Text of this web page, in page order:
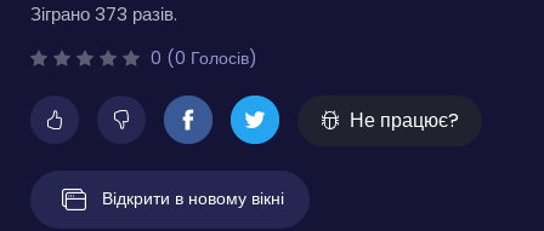
Зіграно 373 разів.
0 (0 Голосів)
Не працює?
Відкрити в новому вікні